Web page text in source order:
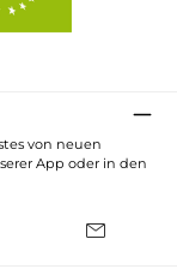
von neuen
App oder in den